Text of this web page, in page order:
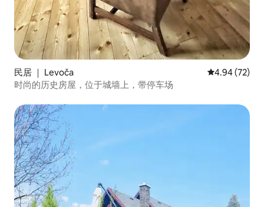
民居 ｜ Levoča 平均评分
4.94 (72)
时尚的历史房屋，位于城墙上，带停车场